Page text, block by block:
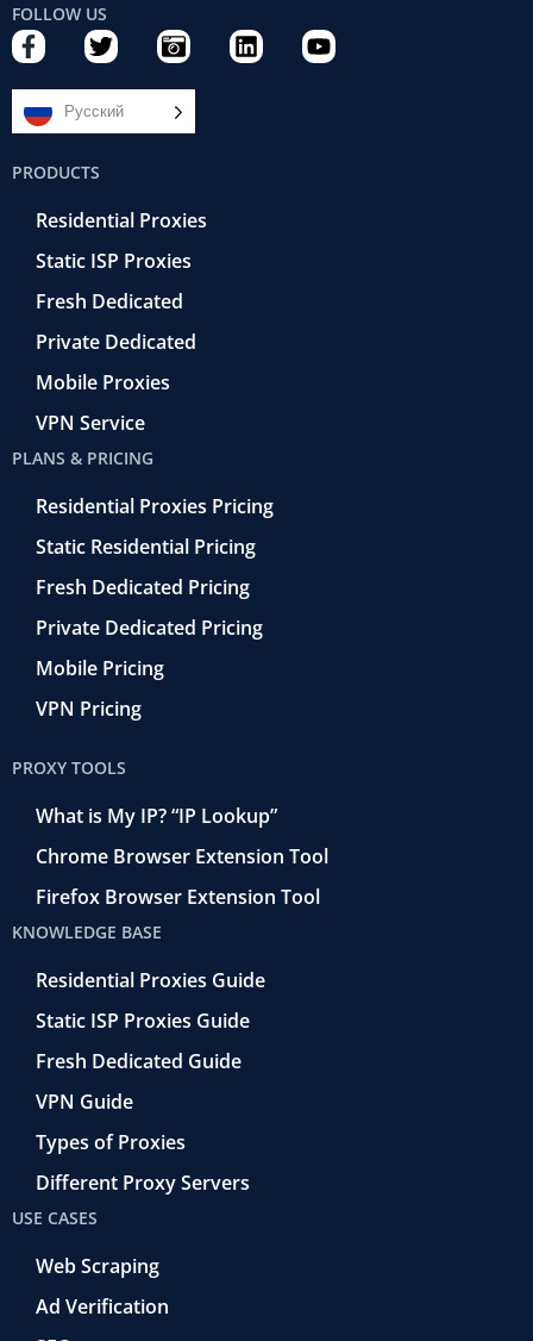
FOLLOW US
F
a
c
e
b
o
o
k
T
w
i
t
t
C
a
m
e
r
e
t
r
o
L
i
Y
o
Русский
PRODUCTS
Residential Proxies
Static ISP Proxies
Fresh Dedicated
Private Dedicated
Mobile Proxies
VPN Service
PLANS & PRICING
Residential Proxies Pricing
Static Residential Pricing
Fresh Dedicated Pricing
Private Dedicated Pricing
Mobile Pricing
VPN Pricing
PROXY TOOLS
What is My IP? “IP Lookup”
Chrome Browser Extension Tool
Firefox Browser Extension Tool
KNOWLEDGE BASE
Residential Proxies Guide
Static ISP Proxies Guide
Fresh Dedicated Guide
VPN Guide
Types of Proxies
Different Proxy Servers
USE CASES
Web Scraping
Ad Verification